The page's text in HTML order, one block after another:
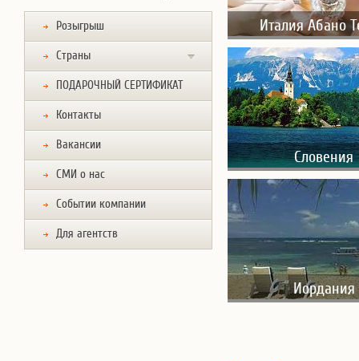
Розыгрыш
Страны
ПОДАРОЧНЫЙ СЕРТИФИКАТ
Контакты
Вакансии
СМИ о нас
Событии компании
Для агентств
Италия Абано
Словения
Иордания